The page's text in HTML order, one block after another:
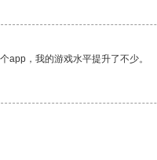
app，我的游戏水平提升了不少。